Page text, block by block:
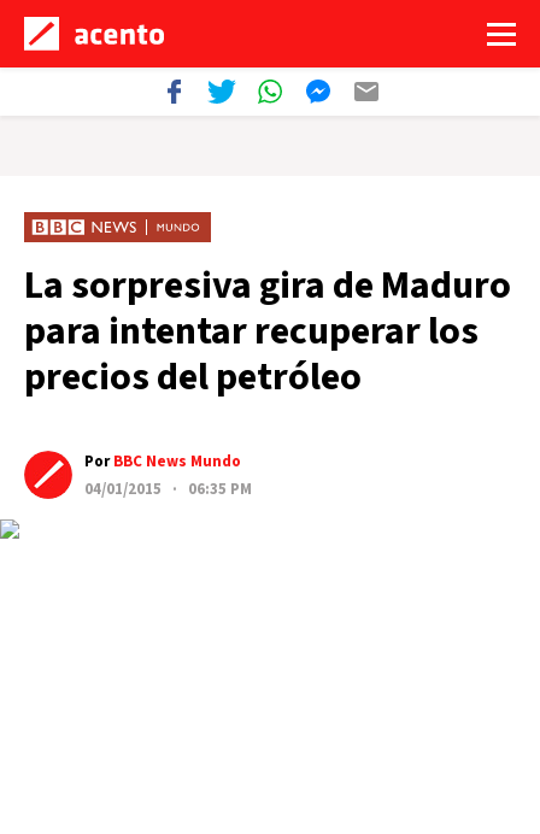
La sorpresiva gira de Maduro
para intentar recuperar los
precios del petróleo
PorBBC News Mundo
04/01/2015 · 06:35 PM